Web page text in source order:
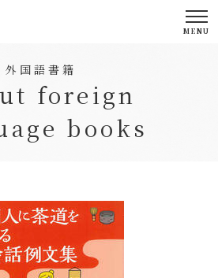
MENU
外国語書籍
foreign
books